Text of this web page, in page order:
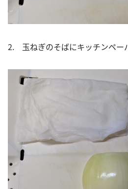
2. 玉ねぎのそばにキッチンペー